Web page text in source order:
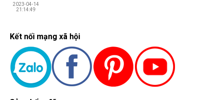
2023-04-14
21:14:49
Kết nối mạng xã hội